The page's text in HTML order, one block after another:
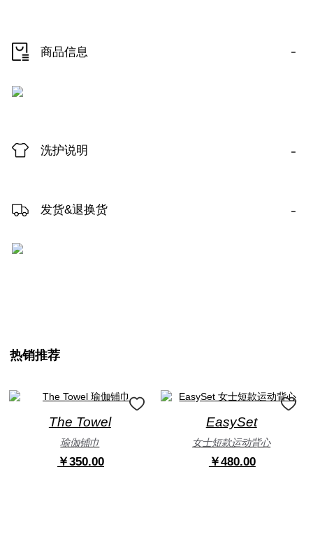
商品信息 -
洗护说明 -
发货&退换货 -
热销推荐
The Towel
瑜伽铺巾
￥350.00
EasySet
女士短款运动背心
￥480.00